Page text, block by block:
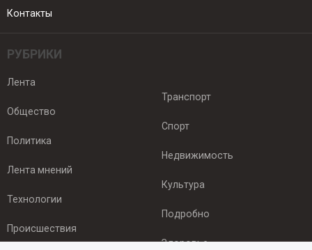
Контакты
РУБРИКИ
Лента
Общество
Политика
Лента мнений
Технологии
Происшествия
Транспорт
Спорт
Недвижимость
Культура
Подробно
Здоровье